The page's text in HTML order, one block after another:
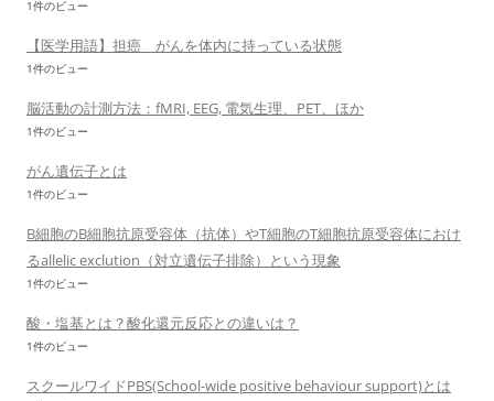
1件のビュー
【医学用語】担癌 がんを体内に持っている状態
1件のビュー
脳活動の計測方法：fMRI, EEG, 電気生理、PET、ほか
1件のビュー
がん遺伝子とは
1件のビュー
B細胞のB細胞抗原受容体（抗体）やT細胞のT細胞抗原受容体におけ
るallelic exclution（対立遺伝子排除）という現象
1件のビュー
酸・塩基とは？酸化還元反応との違いは？
1件のビュー
スクールワイドPBS(School-wide positive behaviour support)とは